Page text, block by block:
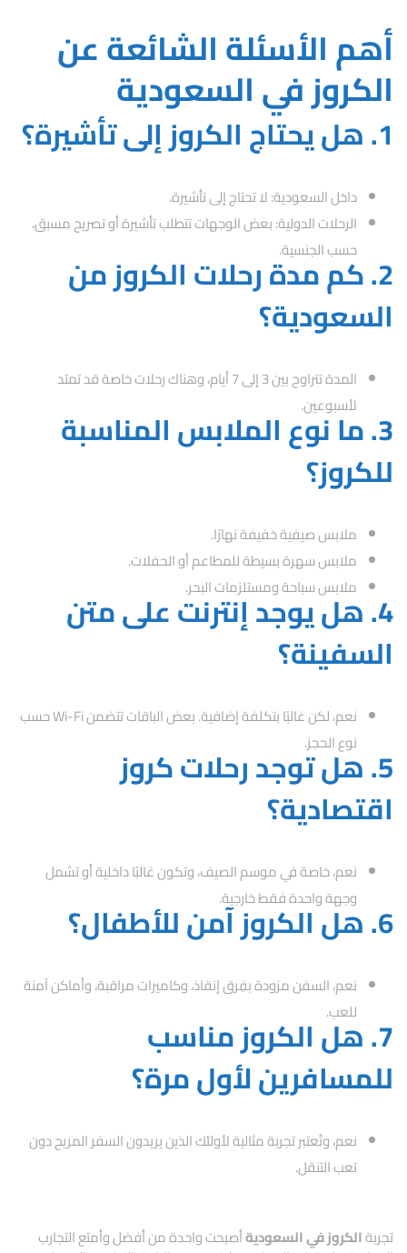
أهم الأسئلة الشائعة عن
الكروز في السعودية
1. هل يحتاج الكروز إلى تأشيرة؟
داخل السعودية: لا تحتاج إلى تأشيرة.
الرحلات الدولية: بعض الوجهات تتطلب تأشيرة أو تصريح مسبق،
حسب الجنسية.
2. كم مدة رحلات الكروز من
السعودية؟
المدة تتراوح بين 3 إلى 7 أيام، وهناك رحلات خاصة قد تمتد
لأسبوعين.
3. ما نوع الملابس المناسبة
للكروز؟
ملابس صيفية خفيفة نهارًا.
ملابس سهرة بسيطة للمطاعم أو الحفلات.
ملابس سباحة ومستلزمات البحر.
4. هل يوجد إنترنت على متن
السفينة؟
نعم، لكن غالبًا بتكلفة إضافية. بعض الباقات تتضمن Wi-Fi حسب
نوع الحجز.
5. هل توجد رحلات كروز
اقتصادية؟
نعم، خاصة في موسم الصيف، وتكون غالبًا داخلية أو تشمل
وجهة واحدة فقط خارجية.
6. هل الكروز آمن للأطفال؟
نعم، السفن مزودة بفِرق إنقاذ، وكاميرات مراقبة، وأماكن آمنة
للعب.
7. هل الكروز مناسب
للمسافرين لأول مرة؟
نعم، وتُعتبر تجربة مثالية لأولئك الذين يريدون السفر المريح دون
تعب التنقل.
تجربةالكروز في السعوديةأصبحت واحدة من أفضل وأمتع التجارب